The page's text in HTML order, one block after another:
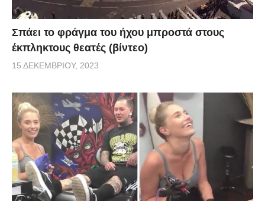
Σπάει το φράγμα του ήχου μπροστά στους
έκπληκτους θεατές (βίντεο)
15 ΔΕΚΕΜΒΡΊΟΥ, 2023